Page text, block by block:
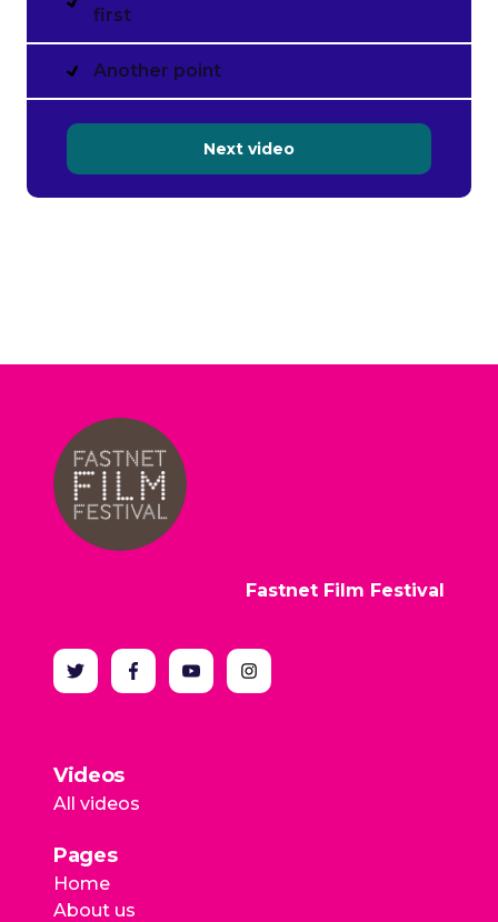
first
Another point
Next video
Fastnet Film Festival
Videos
All videos
Pages
Home
About us